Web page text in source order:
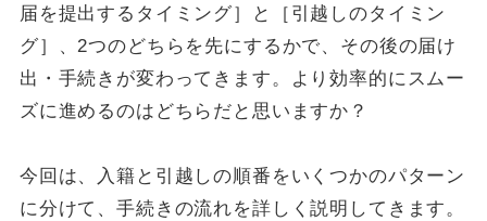
届を提出するタイミング］と［引越しのタイミン
グ］、2つのどちらを先にするかで、その後の届け
出・手続きが変わってきます。より効率的にスムー
ズに進めるのはどちらだと思いますか？
今回は、入籍と引越しの順番をいくつかのパターン
に分けて、手続きの流れを詳しく説明してきます。